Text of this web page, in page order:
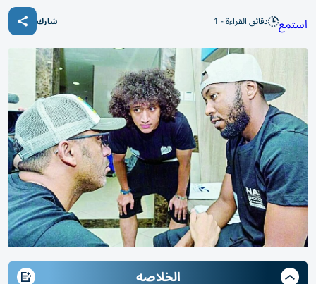
استمع دقائق القراءة - 1 شارك
الخلاصه